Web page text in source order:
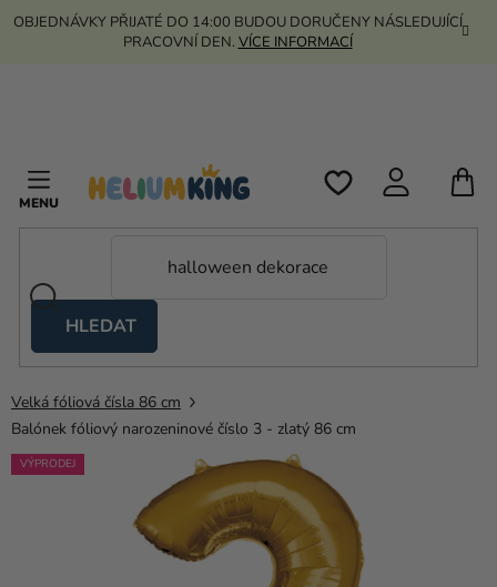
Přejít
OBJEDNÁVKY PŘIJATÉ DO 14:00 BUDOU DORUČENY NÁSLEDUJÍCÍ
PRACOVNÍ DEN. VÍCE INFORMACÍ
HLEDAT
stany
Kanekalon
Helium
Velká fóliová čísla 86 cm
Balónek fóliový narozeninové číslo 3 - zlatý 86 cm
VÝPRODEJ